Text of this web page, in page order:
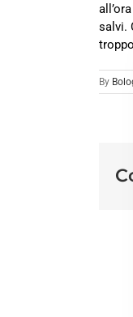
salvi.
By